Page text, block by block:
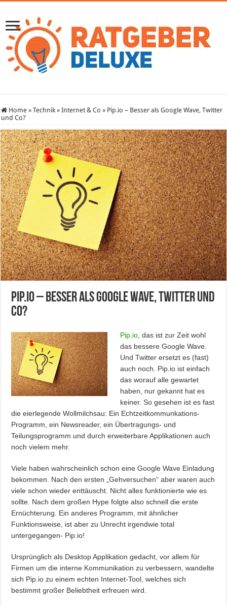
Home » Technik » Internet & Co » Pip.io – Besser als Google Wave, Twitter
und Co?
Pip.io – Besser als Google Wave, Twitter und
Co?
Pip.io , das ist zur Zeit wohl
das bessere Google Wave.
Und Twitter ersetzt es (fast)
auch noch. Pip.io ist einfach
das worauf alle gewartet
haben, nur gekannt hat es
keiner. So gesehen ist es fast
die eierlegende Wollmilchsau: Ein Echtzeitkommunkations-
Programm, ein Newsreader, ein Übertragungs- und
Teilungsprogramm und durch erweiterbare Applikationen auch
noch vielem mehr.
Viele haben wahrscheinlich schon eine Google Wave Einladung
bekommen. Nach den ersten „Gehversuchen“ aber waren auch
viele schon wieder enttäuscht. Nicht alles funktionierte wie es
sollte. Nach dem großen Hype folgte also schnell die erste
Ernüchterung. Ein anderes Programm, mit ähnlicher
Funktionsweise, ist aber zu Unrecht irgendwie total
untergegangen- Pip.io!
Ursprünglich als Desktop Applikation gedacht, vor allem für
Firmen um die interne Kommunikation zu verbessern, wandelte
sich Pip.io zu einem echten Internet-Tool, welches sich
bestimmt großer Beliebtheit erfreuen wird.